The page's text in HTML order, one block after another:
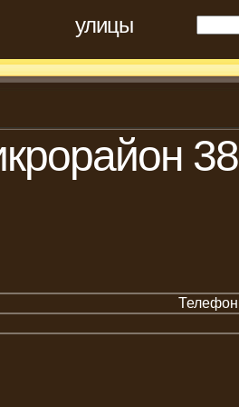
улицы
38
Телефон